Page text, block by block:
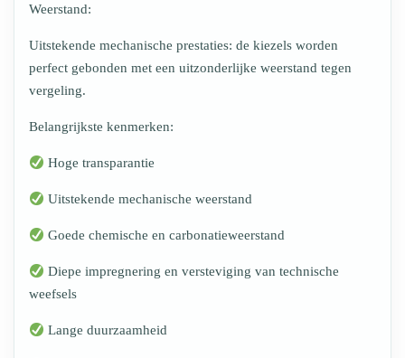
Weerstand:
Uitstekende mechanische prestaties: de kiezels worden
perfect gebonden met een uitzonderlijke weerstand tegen
vergeling.
Belangrijkste kenmerken:
Hoge transparantie
Uitstekende mechanische weerstand
Goede chemische en carbonatieweerstand
Diepe impregnering en versteviging van technische
weefsels
Lange duurzaamheid